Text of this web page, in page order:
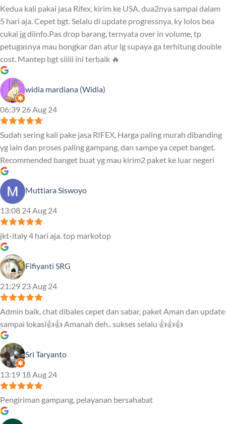
Kedua kali pakai jasa Rifex, kirim ke USA, dua2nya sampai dalam
5 hari aja. Cepet bgt. Selalu di update progressnya, ky lolos bea
cukai jg diinfo.Pas drop barang, ternyata over in volume, tp
petugasnya mau bongkar dan atur lg supaya ga terhitung double
cost. Mantep bgt siiiii ini terbaik 🔥
widia mardiana (Widia)
06:39 26 Aug 24
Sudah sering kali pake jasa RIFEX, Harga paling murah dibanding
yg lain dan proses paling gampang, dan sampe ya cepet banget.
Recommended banget buat yg mau kirim2 paket ke luar negeri
Muttiara Siswoyo
13:08 24 Aug 24
jkt-italy 4 hari aja. top markotop
Fifiyanti SRG
21:29 23 Aug 24
Admin baik, chat dibales cepet dan sabar, paket Aman dan update
sampai lokasi👍👍 Amanah deh.. sukses selalu 👍👍👍
Sri Taryanto
13:19 18 Aug 24
Pengiriman gampang, pelayanan bersahabat